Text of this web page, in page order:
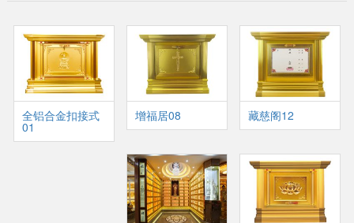
全铝合金扣接式
01
增福居08 藏慈阁12